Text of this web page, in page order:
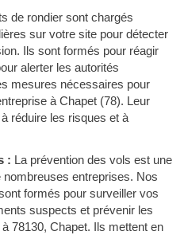
de rondier sont chargés
sur votre site pour détecter
Ils sont formés pour réagir
alerter les autorités
mesures nécessaires pour
à Chapet (78). Leur
réduire les risques et à
: La prévention des vols est une
entreprises. Nos
formés pour surveiller vos
suspects et prévenir les
78130, Chapet. Ils mettent en